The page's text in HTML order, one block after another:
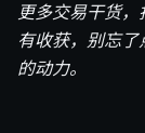
更多交易干货
有收获，别忘
的动力。